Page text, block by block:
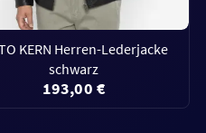
KERN Herren-Lederjacke
schwarz
193,00 €